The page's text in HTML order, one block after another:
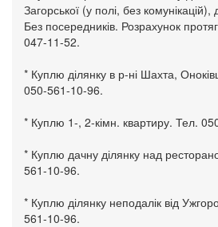
Загорської (у полі, без
Без посередників. Розрахунок
047-11-52.
* Куплю ділянку в р-ні Шахта,
050-561-10-96.
* Куплю 1-, 2-кімн. квартиру. Тел.
* Куплю дачну ділянку над
561-10-96.
* Куплю ділянку неподалік від
561-10-96.